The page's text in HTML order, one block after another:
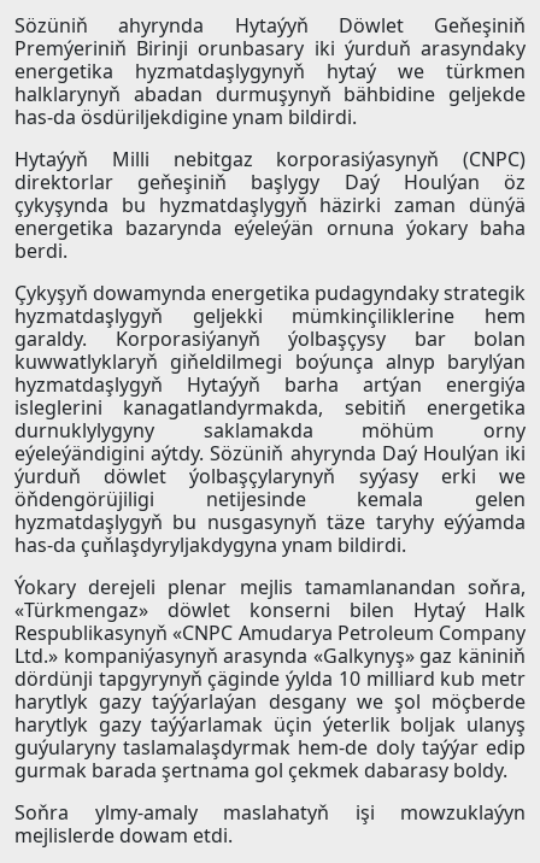
Sözüniň ahyrynda Hytaýyň Döwlet Geňeşiniň
Premýeriniň Birinji orunbasary iki ýurduň arasyndaky
energetika hyzmatdaşlygynyň hytaý we türkmen
halklarynyň abadan durmuşynyň bähbidine geljekde
has-da ösdüriljekdigine ynam bildirdi.
Hytaýyň Milli nebitgaz korporasiýasynyň (CNPC)
direktorlar geňeşiniň başlygy Daý Houlýan öz
çykyşynda bu hyzmatdaşlygyň häzirki zaman dünýä
energetika bazarynda eýeleýän ornuna ýokary baha
berdi.
Çykyşyň dowamynda energetika pudagyndaky strategik
hyzmatdaşlygyň geljekki mümkinçiliklerine hem
garaldy. Korporasiýanyň ýolbaşçysy bar bolan
kuwwatlyklaryň giňeldilmegi boýunça alnyp barylýan
hyzmatdaşlygyň Hytaýyň barha artýan energiýa
isleglerini kanagatlandyrmakda, sebitiň energetika
durnuklylygyny saklamakda möhüm orny
eýeleýändigini aýtdy. Sözüniň ahyrynda Daý Houlýan iki
ýurduň döwlet ýolbaşçylarynyň syýasy erki we
öňdengörüjiligi netijesinde kemala gelen
hyzmatdaşlygyň bu nusgasynyň täze taryhy eýýamda
has-da çuňlaşdyryljakdygyna ynam bildirdi.
Ýokary derejeli plenar mejlis tamamlanandan soňra,
«Türkmengaz» döwlet konserni bilen Hytaý Halk
Respublikasynyň «CNPC Amudarya Petroleum Company
Ltd.» kompaniýasynyň arasynda «Galkynyş» gaz käniniň
dördünji tapgyrynyň çäginde ýylda 10 milliard kub metr
harytlyk gazy taýýarlaýan desgany we şol möçberde
harytlyk gazy taýýarlamak üçin ýeterlik boljak ulanyş
guýularyny taslamalaşdyrmak hem-de doly taýýar edip
gurmak barada şertnama gol çekmek dabarasy boldy.
Soňra ylmy-amaly maslahatyň işi mowzuklaýyn
mejlislerde dowam etdi.